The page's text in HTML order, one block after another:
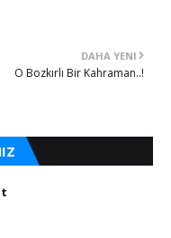
DAHA YENI
O Bozkırlı Bir Kahraman..!